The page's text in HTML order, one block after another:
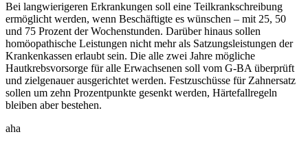
Bei langwierigeren Erkrankungen soll eine Teilkrankschreibung
ermöglicht werden, wenn Beschäftigte es wünschen – mit 25, 50
und 75 Prozent der Wochenstunden. Darüber hinaus sollen
homöopathische Leistungen nicht mehr als Satzungsleistungen der
Krankenkassen erlaubt sein. Die alle zwei Jahre mögliche
Hautkrebsvorsorge für alle Erwachsenen soll vom G-BA überprüft
und zielgenauer ausgerichtet werden. Festzuschüsse für Zahnersatz
sollen um zehn Prozentpunkte gesenkt werden, Härtefallregeln
bleiben aber bestehen.
aha